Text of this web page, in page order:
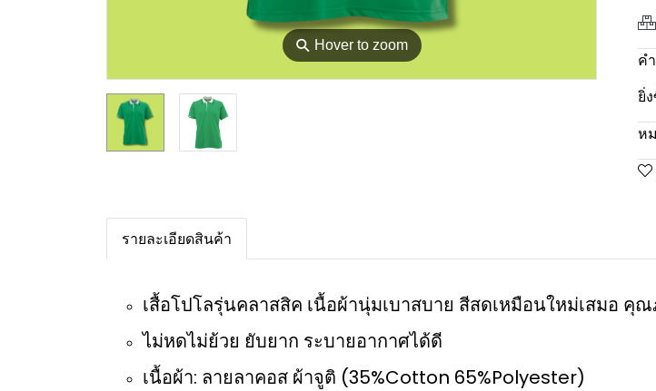
⚲ Hover to zoom
ค
ยิ่
ห
รายละเอียดสินค้า
เสื้อโปโลรุ่นคลาสสิค เนื้อผ้านุ่มเบาสบาย สีสดเหมือนใหม่เสมอ คุ
ไม่หดไม่ย้วย ยับยาก ระบายอากาศได้ดี
เนื้อผ้า: ลายลาคอส ผ้าจูติ (35%Cotton 65%Polyester)